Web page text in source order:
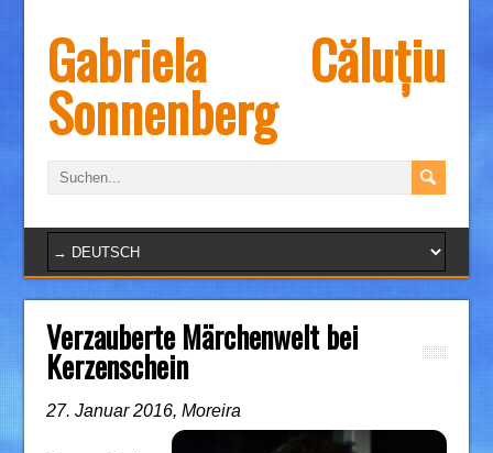
Gabriela Căluțiu
Sonnenberg
Verzauberte Märchenwelt bei
Kerzenschein
27. Januar 2016, Moreira